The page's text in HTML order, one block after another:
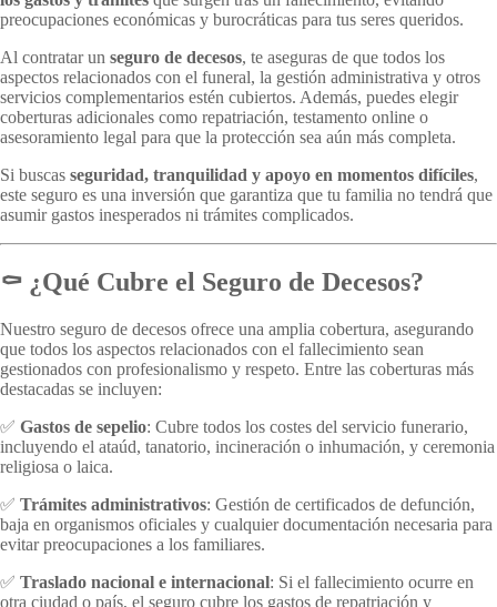
preocupaciones económicas y burocráticas para tus seres queridos.
Al contratar un seguro de decesos, te aseguras de que todos los
aspectos relacionados con el funeral, la gestión administrativa y otros
servicios complementarios estén cubiertos. Además, puedes elegir
coberturas adicionales como repatriación, testamento online o
asesoramiento legal para que la protección sea aún más completa.
Si buscas seguridad, tranquilidad y apoyo en momentos difíciles,
este seguro es una inversión que garantiza que tu familia no tendrá que
asumir gastos inesperados ni trámites complicados.
⚰️ ¿Qué Cubre el Seguro de Decesos?
Nuestro seguro de decesos ofrece una amplia cobertura, asegurando
que todos los aspectos relacionados con el fallecimiento sean
gestionados con profesionalismo y respeto. Entre las coberturas más
destacadas se incluyen:
✅ Gastos de sepelio: Cubre todos los costes del servicio funerario,
incluyendo el ataúd, tanatorio, incineración o inhumación, y ceremonia
religiosa o laica.
✅ Trámites administrativos: Gestión de certificados de defunción,
baja en organismos oficiales y cualquier documentación necesaria para
evitar preocupaciones a los familiares.
✅ Traslado nacional e internacional: Si el fallecimiento ocurre en
otra ciudad o país, el seguro cubre los gastos de repatriación y